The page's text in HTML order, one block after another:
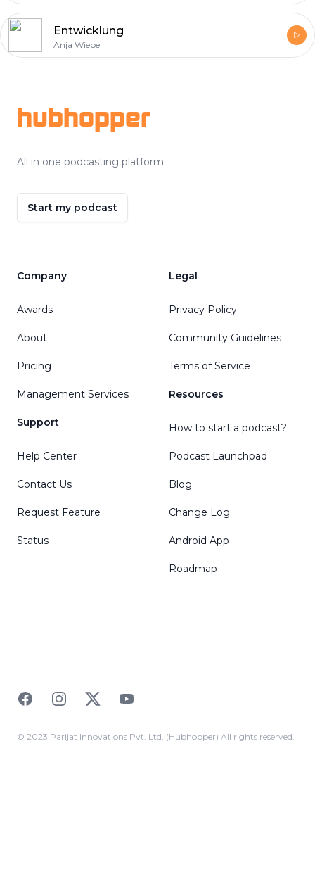
Entwicklung
Anja Wiebe
hubhopper
All in one podcasting platform.
Start my podcast
Company
Awards
About
Pricing
Management Services
Support
Help Center
Contact Us
Request Feature
Status
Legal
Privacy Policy
Community Guidelines
Terms of Service
Resources
How to start a podcast?
Podcast Launchpad
Blog
Change Log
Android App
Roadmap
FacebookInstagramTwitterYouTube
© 2023 Parijat Innovations Pvt. Ltd. (Hubhopper) All rights reserved.